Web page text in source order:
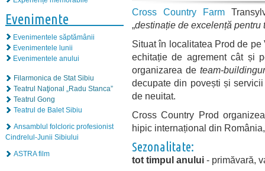
Evenimente
Evenimentele săptămânii
Evenimentele lunii
Evenimentele anului
Filarmonica de Stat Sibiu
Teatrul Naţional „Radu Stanca”
Teatrul Gong
Teatrul de Balet Sibiu
Ansamblul folcloric profesionist
Cindrelul-Junii Sibiului
ASTRA film
Cross Country Farm
„destinație de excelență pentru
Situat în localitatea Prod de
echitație de agrement cât și
organizarea de team-
decupate din povești și
de neuitat.
Cross Country Prod
hipic internațional din
Sezonalitate:
tot timpul anului - primăvară,